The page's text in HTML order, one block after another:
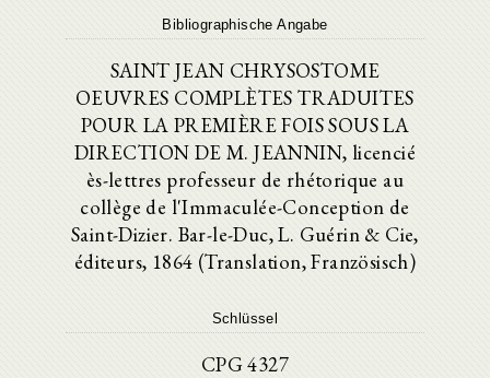
Bibliographische Angabe
SAINT JEAN CHRYSOSTOME
OEUVRES COMPLÈTES TRADUITES
POUR LA PREMIÈRE FOIS SOUS LA
DIRECTION DE M. JEANNIN, licencié
ès-lettres professeur de rhétorique au
collège de l'Immaculée-Conception de
Saint-Dizier. Bar-le-Duc, L. Guérin & Cie,
éditeurs, 1864 (Translation, Französisch)
Schlüssel
CPG 4327